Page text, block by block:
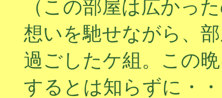
（この部屋は広かっ
想いを馳せながら、
過ごしたケ組。この
するとは知らずに・